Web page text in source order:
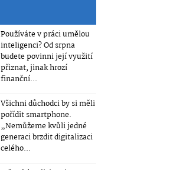
Používáte v práci umělou
inteligenci? Od srpna
budete povinni její využití
přiznat, jinak hrozí
finanční...
Všichni důchodci by si měli
pořídit smartphone.
„Nemůžeme kvůli jedné
generaci brzdit digitalizaci
celého...